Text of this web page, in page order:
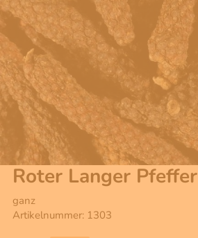
Roter Langer Pfeffer
ganz
Artikelnummer: 1303